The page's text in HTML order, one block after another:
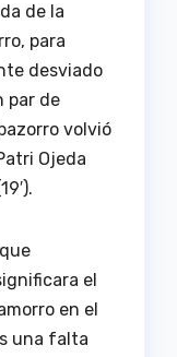
de la
para
desviado
par de
volvió
Ojeda
el
en el
una falta